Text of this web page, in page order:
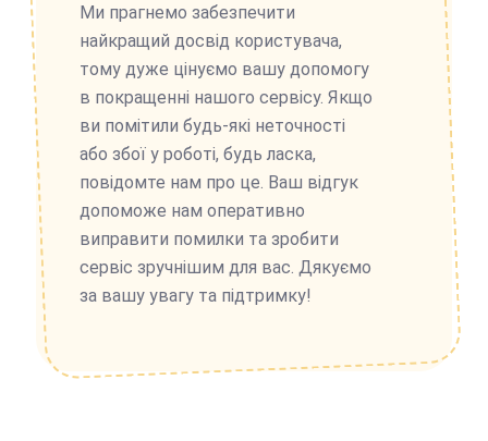
Ми прагнемо забезпечити
найкращий досвід користувача,
тому дуже цінуємо вашу допомогу
в покращенні нашого сервісу. Якщо
ви помітили будь-які неточності
або збої у роботі, будь ласка,
повідомте нам про це. Ваш відгук
допоможе нам оперативно
виправити помилки та зробити
сервіс зручнішим для вас. Дякуємо
за вашу увагу та підтримку!